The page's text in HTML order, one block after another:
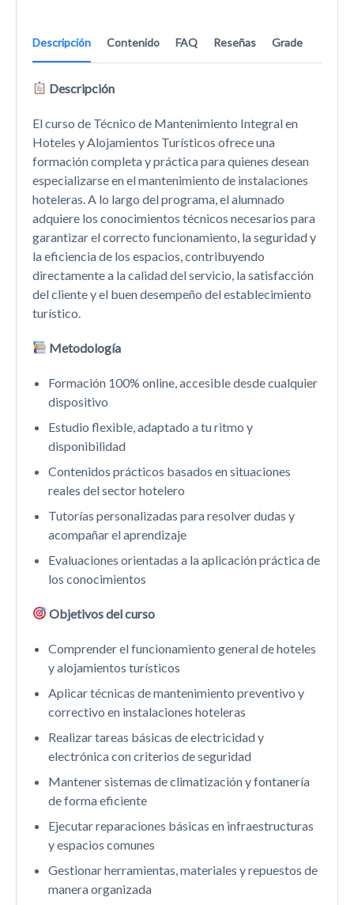
Descripción Contenido FAQ Reseñas Grade
Descripción
El curso de Técnico de Mantenimiento Integral en
Hoteles y Alojamientos Turísticos ofrece una
formación completa y práctica para quienes desean
especializarse en el mantenimiento de instalaciones
hoteleras. A lo largo del programa, el alumnado
adquiere los conocimientos técnicos necesarios para
garantizar el correcto funcionamiento, la seguridad y
la eficiencia de los espacios, contribuyendo
directamente a la calidad del servicio, la satisfacción
del cliente y el buen desempeño del establecimiento
turístico.
Metodología
Formación 100% online, accesible desde cualquier
dispositivo
Estudio flexible, adaptado a tu ritmo y
disponibilidad
Contenidos prácticos basados en situaciones
reales del sector hotelero
Tutorías personalizadas para resolver dudas y
acompañar el aprendizaje
Evaluaciones orientadas a la aplicación práctica de
los conocimientos
Objetivos del curso
Comprender el funcionamiento general de hoteles
y alojamientos turísticos
Aplicar técnicas de mantenimiento preventivo y
correctivo en instalaciones hoteleras
Realizar tareas básicas de electricidad y
electrónica con criterios de seguridad
Mantener sistemas de climatización y fontanería
de forma eficiente
Ejecutar reparaciones básicas en infraestructuras
y espacios comunes
Gestionar herramientas, materiales y repuestos de
manera organizada